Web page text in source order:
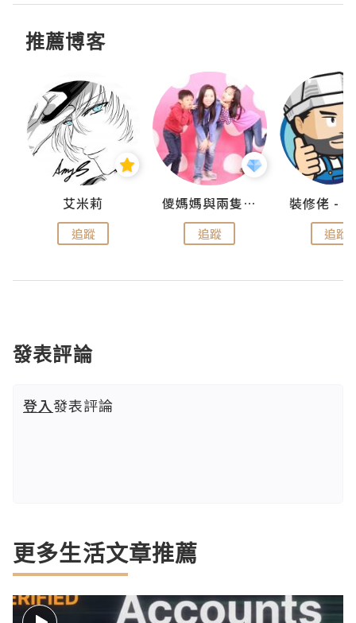
推薦博客
艾米莉
追蹤
儍媽媽與兩隻小魔怪之家
追蹤 追蹤
發表評論
登入發表評論
更多生活文章推薦